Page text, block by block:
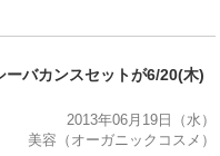
ーバカンスセットが6/20(木)
2013年06月19日（水）
美容（オーガニックコスメ）